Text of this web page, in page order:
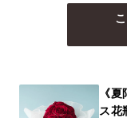
《
ス花